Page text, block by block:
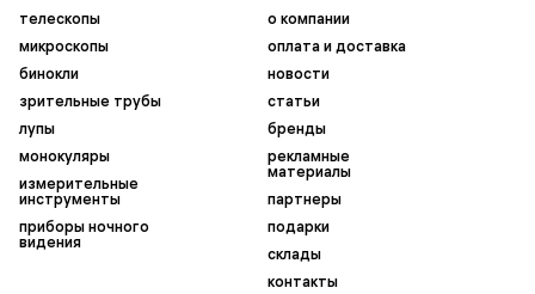
телескопы
микроскопы
бинокли
зрительные трубы
лупы
монокуляры
измерительные
инструменты
приборы ночного
видения
о компании
оплата и доставка
новости
статьи
бренды
рекламные
материалы
партнеры
подарки
склады
контакты